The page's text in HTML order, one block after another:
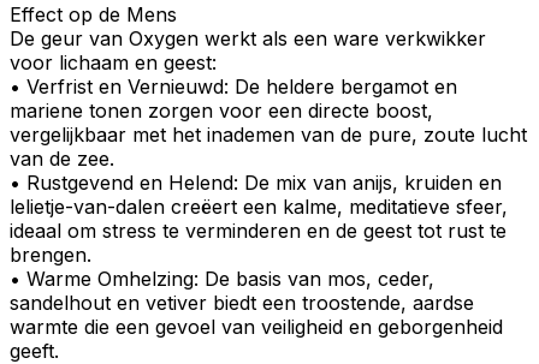
Effect op de Mens
De geur van Oxygen werkt als een ware verkwikker
voor lichaam en geest:
• Verfrist en Vernieuwd: De heldere bergamot en
mariene tonen zorgen voor een directe boost,
vergelijkbaar met het inademen van de pure, zoute lucht
van de zee.
• Rustgevend en Helend: De mix van anijs, kruiden en
lelietje-van-dalen creëert een kalme, meditatieve sfeer,
ideaal om stress te verminderen en de geest tot rust te
brengen.
• Warme Omhelzing: De basis van mos, ceder,
sandelhout en vetiver biedt een troostende, aardse
warmte die een gevoel van veiligheid en geborgenheid
geeft.